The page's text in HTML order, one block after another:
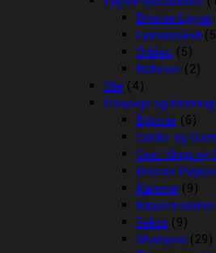
Diverse Lygter
Lyshalsbånd
Orbiloc (5)
Reflexer (2)
Olie (4)
Pelspleje og trimning
Børster (6)
Carder og
Coat Kings og
Diverse
Kamme (9)
Klippemaskiner
Sakse (9)
Shampoo (29)